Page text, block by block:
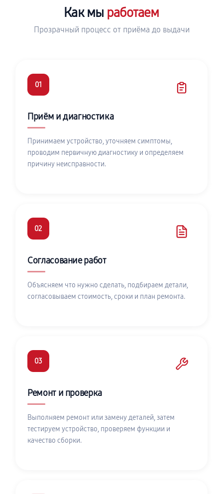
Как мы работаем
Прозрачный процесс от приёма до выдачи
01
Приём и диагностика
Принимаем устройство, уточняем симптомы,
проводим первичную диагностику и определяем
причину неисправности.
02
Согласование работ
Объясняем что нужно сделать, подбираем детали,
согласовываем стоимость, сроки и план ремонта.
03
Ремонт и проверка
Выполняем ремонт или замену деталей, затем
тестируем устройство, проверяем функции и
качество сборки.